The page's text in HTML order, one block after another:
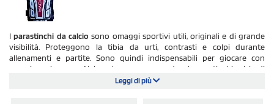
Iparastinchi da calcio sono omaggi sportivi utili, originali e di grande
visibilità. Proteggono la tibia da urti, contrasti e colpi durante
allenamenti e partite. Sono quindi indispensabili per giocare con
maggiore sicurezza. Nel nostro e-commerce trovi parastinchi calcio di
brand prestigiosi
Leggi di più